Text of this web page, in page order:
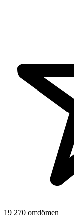
19 270 omdömen